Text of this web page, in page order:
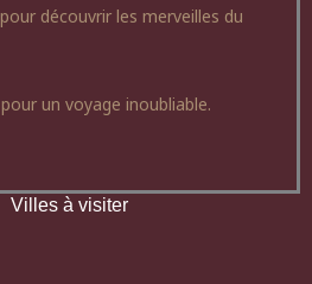
découvrir les merveilles du
un voyage inoubliable.
Villes à visiter